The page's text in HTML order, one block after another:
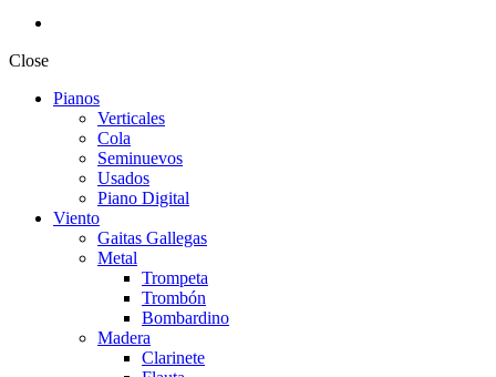
Close
Pianos
Verticales
Cola
Seminuevos
Usados
Piano Digital
Viento
Gaitas Gallegas
Metal
Trompeta
Trombón
Bombardino
Madera
Clarinete